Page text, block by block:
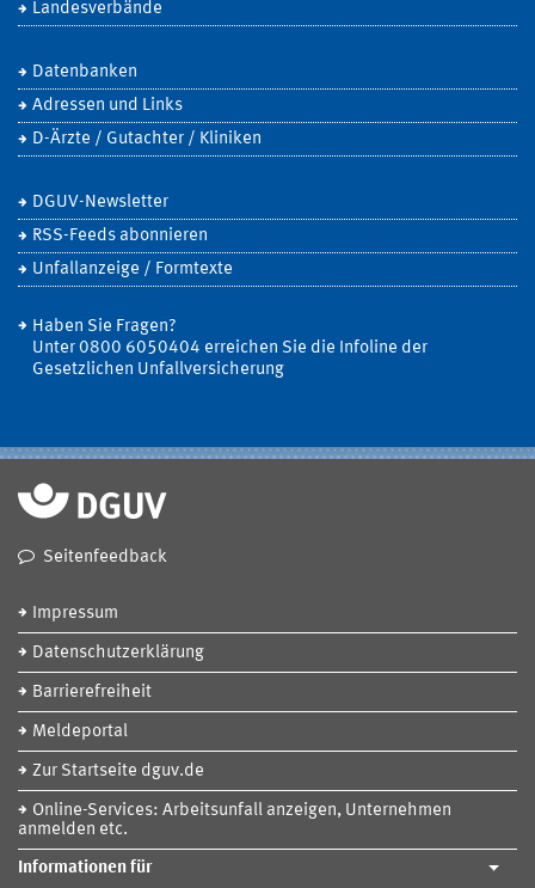
Landesverbände
Datenbanken
Adressen und Links
D-Ärzte / Gutachter / Kliniken
DGUV-Newsletter
RSS-Feeds abonnieren
Unfallanzeige / Formtexte
Haben Sie Fragen?
Unter 0800 6050404 erreichen Sie die Infoline der
Gesetzlichen Unfallversicherung
Seitenfeedback
Impressum
Datenschutzerklärung
Barrierefreiheit
Meldeportal
Zur Startseite dguv.de
Online-Services: Arbeitsunfall anzeigen, Unternehmen
anmelden etc.
Informationen für